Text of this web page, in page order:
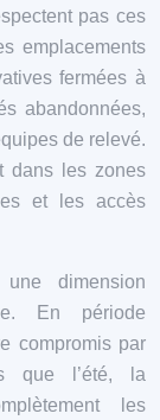
pas ces
emplacements
fermées à
abandonnées,
de relevé.
dans les zones
et les accès
dimension
En période
compromis par
que l’été, la
les